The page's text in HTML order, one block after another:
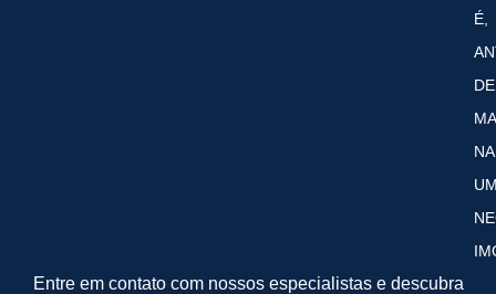
É,
DE
Entre em contato com nossos especialistas e descubra